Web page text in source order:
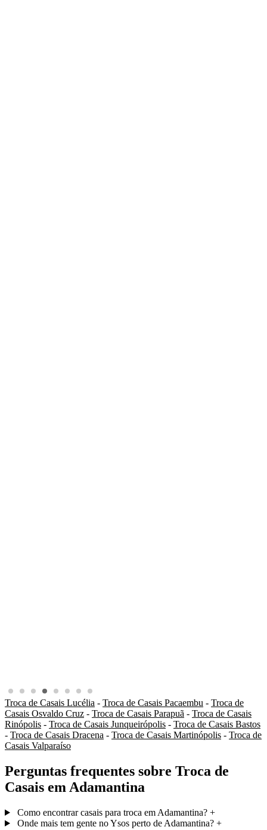
Troca de Casais Lucélia - Troca de Casais Pacaembu - Troca de
Casais Osvaldo Cruz - Troca de Casais Parapuã - Troca de Casais
Rinópolis - Troca de Casais Junqueirópolis - Troca de Casais Bastos
- Troca de Casais Dracena - Troca de Casais Martinópolis - Troca de
Casais Valparaíso
Perguntas frequentes sobre Troca de
Casais em Adamantina
Como encontrar casais para troca em Adamantina? +
Onde mais tem gente no Ysos perto de Adamantina? +